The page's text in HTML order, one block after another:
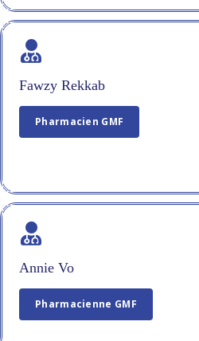
Fawzy Rekkab
Pharmacien GMF
Annie Vo
Pharmacienne GMF